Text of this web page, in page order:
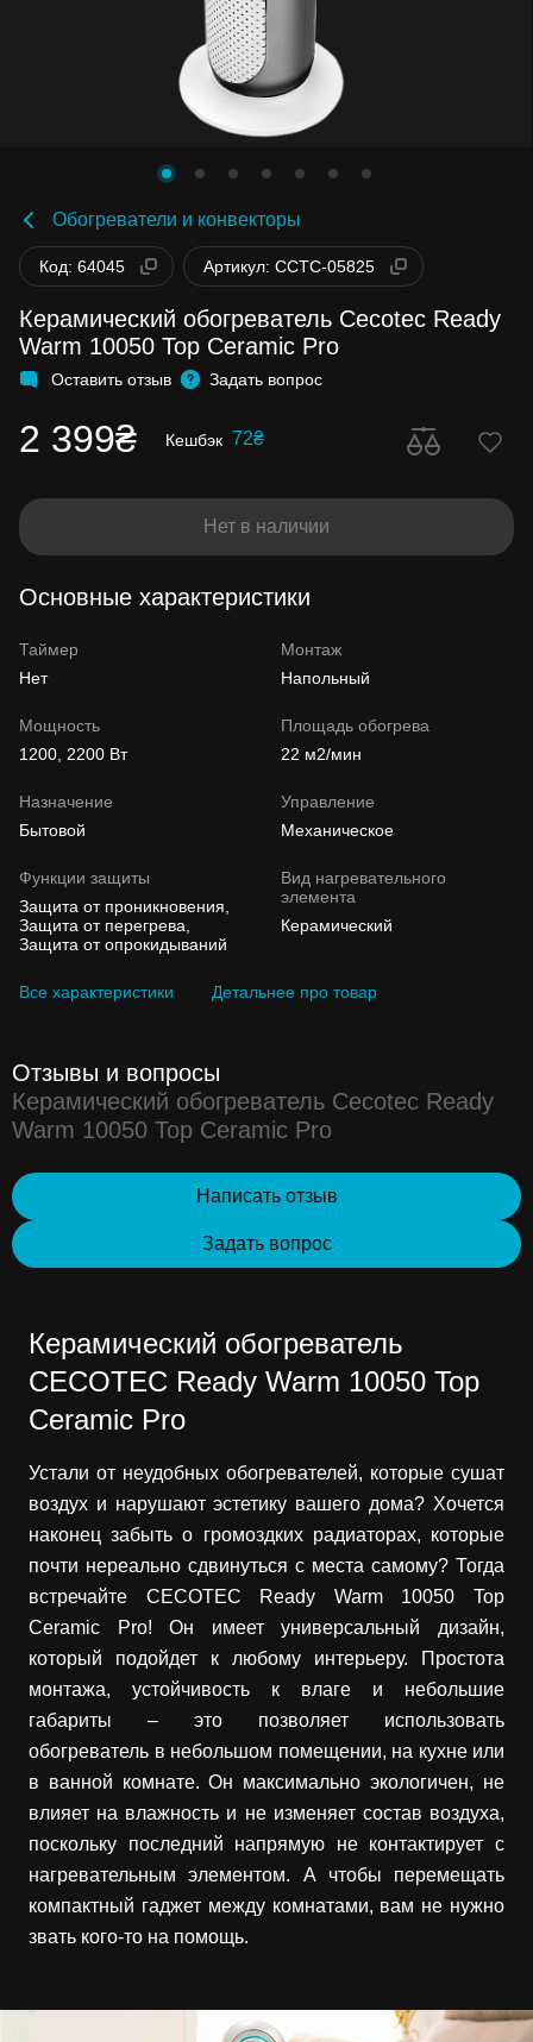
Обогреватели и конвекторы
Код: 64045 Артикул: CCTC-05825
Керамический обогреватель Cecotec Ready
Warm 10050 Top Ceramic Pro
Оставить отзыв Задать вопрос
2 399₴ Кешбэк 72₴
Нет в наличии
Основные характеристики
Таймер
Нет
Монтаж
Напольный
Мощность
1200, 2200 Вт
Площадь обогрева
22 м2/мин
Назначение
Бытовой
Управление
Механическое
Функции защиты
Защита от проникновения,
Защита от перегрева,
Защита от опрокидываний
Вид нагревательного
элемента
Керамический
Все характеристики Детальнее про товар
Отзывы и вопросы
Керамический обогреватель Cecotec Ready
Warm 10050 Top Ceramic Pro
Написать отзыв
Задать вопрос
Керамический обогреватель
CECOTEC Ready Warm 10050 Top
Ceramic Pro
Устали от неудобных обогревателей, которые сушат
воздух и нарушают эстетику вашего дома? Хочется
наконец забыть о громоздких радиаторах, которые
почти нереально сдвинуться с места самому? Тогда
встречайте CECOTEC Ready Warm 10050 Top
Ceramic Pro! Он имеет универсальный дизайн,
который подойдет к любому интерьеру. Простота
монтажа, устойчивость к влаге и небольшие
габариты – это позволяет использовать
обогреватель в небольшом помещении, на кухне или
в ванной комнате. Он максимально экологичен, не
влияет на влажность и не изменяет состав воздуха,
поскольку последний напрямую не контактирует с
нагревательным элементом. А чтобы перемещать
компактный гаджет между комнатами, вам не нужно
звать кого-то на помощь.